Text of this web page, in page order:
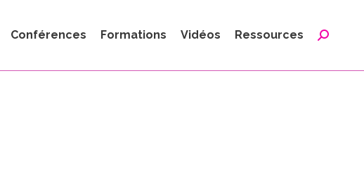
Conférences Formations Vidéos Ressources